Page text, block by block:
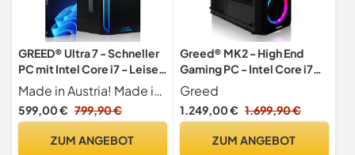
GREED® Ultra 7 - Schneller
PC mit Intel Core i7 - Leiser
Computer + Rechner für
Büro & Home Office mit 4,0
GHZ, 16GB DDR4
SSD + 1TB HDD - DVD+RW -
Made in Austria! Made in Austria! Dank unseres Teams aus erfahrenen IT-Experten ist es uns möglich Ihnen die höchstmögliche Qualität zu garantieren. Die Komponenten wurden strengstens geprüft und sind perfekt aufeinander abgestimmt. Wir sind von unseren Produkten so überzeugt, dass wir Ihnen 3 Jahre sorgenfreies Arbeiten gewährleisten können.
599,00 € 799,90 €
ZUM ANGEBOT
Greed® MK2 - High End
Gaming PC - Intel Core i7
12700F & Nvidia Geforce
RTX 5060 Ti (8GB) - Ultra
Schneller RGB Computer +
4,9 GHZ - 16 GB DDR4 RAM -
Greed
1.249,00 € 1.699,90 €
ZUM ANGEBOT